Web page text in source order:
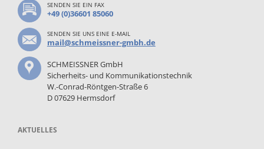
SENDEN SIE EIN FAX
+49 (0)36601 85060
SENDEN SIE UNS EINE E-MAIL
mail@schmeissner-gmbh.de
SCHMEISSNER GmbH
Sicherheits- und Kommunikationstechnik
W.-Conrad-Röntgen-Straße 6
D 07629 Hermsdorf
AKTUELLES